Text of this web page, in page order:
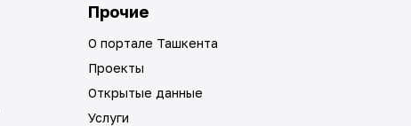
Прочие
О портале Ташкента
Проекты
Открытые данные
Услуги